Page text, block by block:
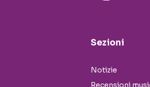
Sezioni
Notizie
Recensioni